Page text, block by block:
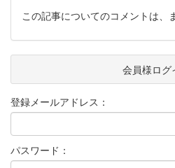
この記事についてのコメントは、
会員様ログ
登録メールアドレス：
パスワード：